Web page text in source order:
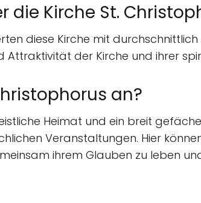
die Kirche St.
diese Kirche mit
der Kirche und ihrer
an?
Heimat und ein breit
Veranstaltungen. Hier
ihrem Glauben zu leben